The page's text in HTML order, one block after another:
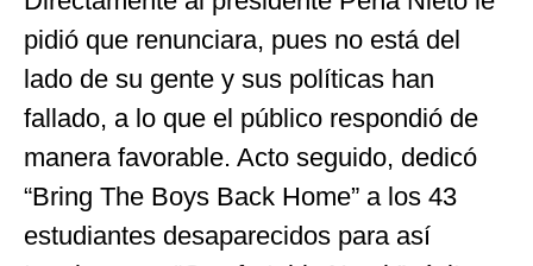
pidió que renunciara, pues no está del
lado de su gente y sus políticas han
fallado, a lo que el público respondió de
manera favorable. Acto seguido, dedicó
“Bring The Boys Back Home” a los 43
estudiantes desaparecidos para así